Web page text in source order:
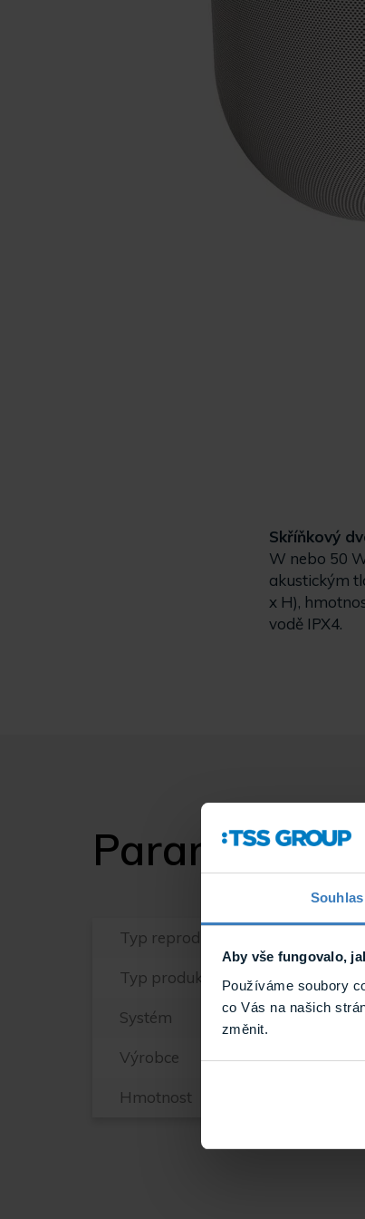
Souhlas
Aby vše fungovalo,
Používáme soubory
co Vás na našich
změnit.
Skříňkový
W nebo 50
akustickým
x H),
vodě IPX4.
Parametry
Typ reproduktoru
Typ produktu
Systém
Výrobce
Hmotnost